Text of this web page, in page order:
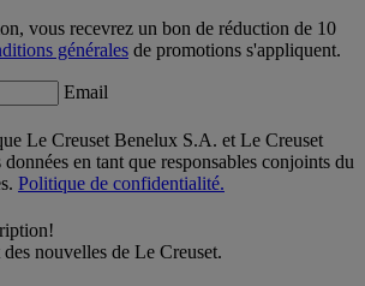
vous recevrez un bon de réduction de 10
générales de promotions s'appliquent.
Email
Le Creuset Benelux S.A. et Le Creuset
en tant que responsables conjoints du
Politique de confidentialité.
nouvelles de Le Creuset.